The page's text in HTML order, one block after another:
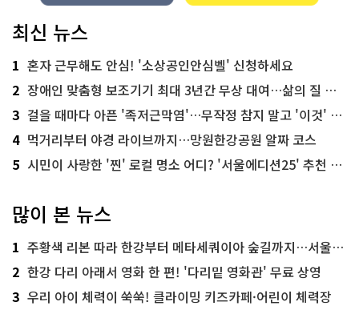
최신 뉴스
1 혼자 근무해도 안심! '소상공인안심벨' 신청하세요
2 장애인 맞춤형 보조기기 최대 3년간 무상 대여…삶의 질 높인다
3 걸을 때마다 아픈 '족저근막염'…무작정 참지 말고 '이것' 해보세요!
4 먹거리부터 야경 라이브까지…망원한강공원 알짜 코스
5 시민이 사랑한 '찐' 로컬 명소 어디? '서울에디션25' 추천 코스
많이 본 뉴스
1 주황색 리본 따라 한강부터 메타세쿼이아 숲길까지…서울둘레길 15코스
2 한강 다리 아래서 영화 한 편! '다리밑 영화관' 무료 상영
3 우리 아이 체력이 쑥쑥! 클라이밍 키즈카페·어린이 체력장